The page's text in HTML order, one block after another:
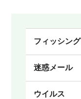
フィッシング
迷惑メール
ウイルス